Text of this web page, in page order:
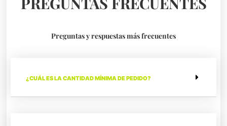
Preguntas y respuestas más frecuentes
¿CUÁL ES LA CANTIDAD MÍNIMA DE PEDIDO?